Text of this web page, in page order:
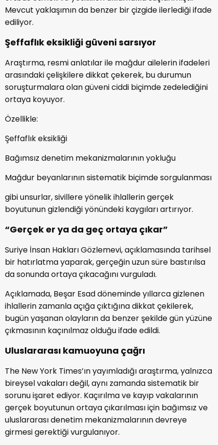
Mevcut yaklaşımın da benzer bir çizgide ilerlediği ifade
ediliyor.
Şeffaflık eksikliği güveni sarsıyor
Araştırma, resmi anlatılar ile mağdur ailelerin ifadeleri
arasındaki çelişkilere dikkat çekerek, bu durumun
soruşturmalara olan güveni ciddi biçimde zedelediğini
ortaya koyuyor.
Özellikle:
Şeffaflık eksikliği
Bağımsız denetim mekanizmalarının yokluğu
Mağdur beyanlarının sistematik biçimde sorgulanması
gibi unsurlar, sivillere yönelik ihlallerin gerçek
boyutunun gizlendiği yönündeki kaygıları artırıyor.
“Gerçek er ya da geç ortaya çıkar”
Suriye İnsan Hakları Gözlemevi, açıklamasında tarihsel
bir hatırlatma yaparak, gerçeğin uzun süre bastırılsa
da sonunda ortaya çıkacağını vurguladı.
Açıklamada, Beşar Esad döneminde yıllarca gizlenen
ihlallerin zamanla açığa çıktığına dikkat çekilerek,
bugün yaşanan olayların da benzer şekilde gün yüzüne
çıkmasının kaçınılmaz olduğu ifade edildi.
Uluslararası kamuoyuna çağrı
The New York Times’ın yayımladığı araştırma, yalnızca
bireysel vakaları değil, aynı zamanda sistematik bir
sorunu işaret ediyor. Kaçırılma ve kayıp vakalarının
gerçek boyutunun ortaya çıkarılması için bağımsız ve
uluslararası denetim mekanizmalarının devreye
girmesi gerektiği vurgulanıyor.